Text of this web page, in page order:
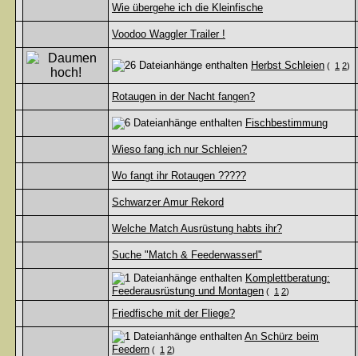
Wie übergehe ich die Kleinfische
Voodoo Waggler Trailer !
Herbst Schleien ( 1 2)
Rotaugen in der Nacht fangen?
Fischbestimmung
Wieso fang ich nur Schleien?
Wo fangt ihr Rotaugen ?????
Schwarzer Amur Rekord
Welche Match Ausrüstung habts ihr?
Suche "Match & Feederwasserl"
Komplettberatung:
Feederausrüstung und Montagen ( 1 2)
Friedfische mit der Fliege?
An Schürz beim
Feedern ( 1 2)